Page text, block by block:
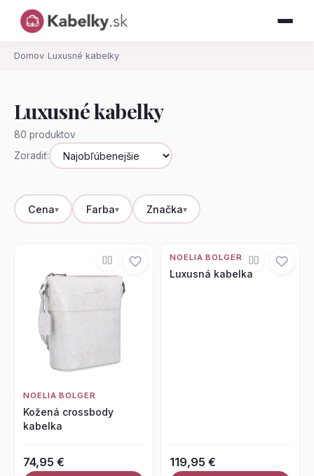
Domov› Luxusné kabelky
Luxusné kabelky
80 produktov
Zoradiť:
Cena Farba Značka
NOELIA BOLGER
Kožená crossbody
kabelka
74,95 €
NOELIA BOLGER
Luxusná kabelka
119,95 €